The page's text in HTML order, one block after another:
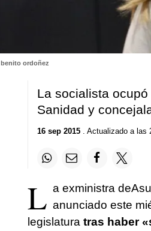
benito ordoñez
La socialista
Sanidad y
16 sep 2015. Actualizado a las
L a exministra
anunciado este
legislatura tras haber